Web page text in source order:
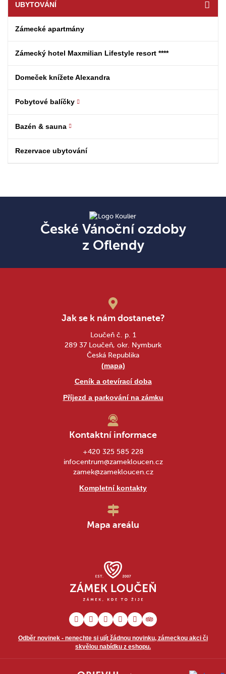
UBYTOVÁNÍ
Zámecké apartmány
Zámecký hotel Maxmilian Lifestyle resort ****
Domeček knížete Alexandra
Pobytové balíčky
Bazén & sauna
Rezervace ubytování
České Vánoční ozdoby
z Oflendy
Jak se k nám dostanete?
Loučeň č. p. 1
289 37 Loučeň, okr. Nymburk
Česká Republika
(mapa)
Ceník a otevírací doba
Příjezd a parkování na zámku
Odběr novinek - nenechte si ujít žádnou novinku, zámeckou akci či
skvělou nabídku z eshopu.
Kontaktní informace
+420 325 585 228
infocentrum@zamekloucen.cz
zamek@zamekloucen.cz
Kompletní kontakty
Mapa areálu